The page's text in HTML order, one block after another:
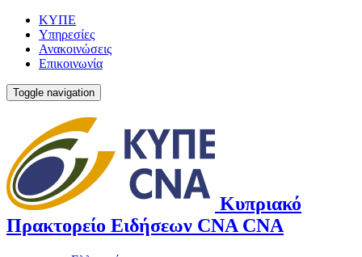
ΚΥΠΕ
Υπηρεσίες
Ανακοινώσεις
Επικοινωνία
Toggle navigation
Κυπριακό
Πρακτορείο Ειδήσεων CNA CNA